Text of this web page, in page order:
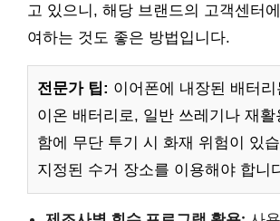
고 있으니, 해당 브랜드의 고객센터
여하는 것도 좋은 방법입니다.
전문가 팁: 이어폰에 내장된 배터
이온 배터리로, 일반 쓰레기나 재활
함에 무단 투기 시 화재 위험이 있
지정된 수거 장소를 이용해야 합니